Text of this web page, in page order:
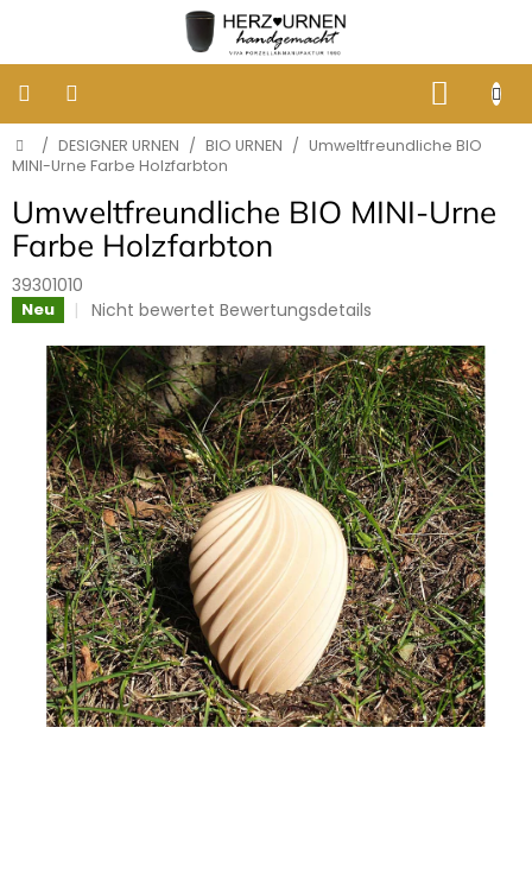
KLASSISCHE
BESTATTUNGSURNEN
DESIGNER
URNEN
GRABBILDER
AUS
PORZELLAN
ERINNERUNG
HUNDE
UND
KATZEN
GRABZUBEHÖR
FOTOGALERIE
Blog
Schreiben
Sie
uns
Startseite
/ DESIGNER URNEN / BIO URNEN / Umweltfreundliche BIO
MINI-Urne Farbe Holzfarbton
Umweltfreundliche BIO MINI-Urne
Farbe Holzfarbton
39301010
Neu
Die
Produktbewertung
ist
0,0
von
5
Sternen.
Nicht bewertet Bewertungsdetails